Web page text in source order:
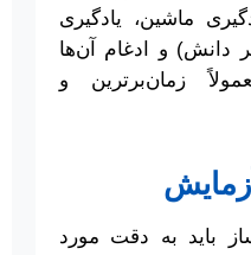
ماشین، یادگیری
دانش) و ادغام آن‌ها
زمان‌برترین و
باید به دقت مورد